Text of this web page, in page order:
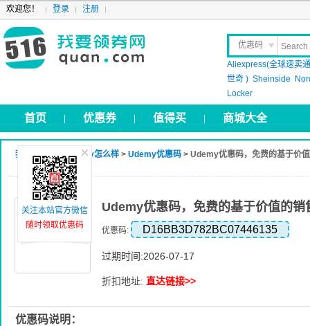
欢迎您！ 登录 注册
优惠码
晒 单
Aliexpress(全球速卖
世奇 ) Sheinside
Locker
首页 优惠券 值得买 商城大全
我要领券网 >Udemy怎么样 > Udemy优惠码 > Udemy优惠码，免费的基于价
Udemy优惠码，免费的基于价值的
优惠码: D16BB3D782BC07446135
过期时间:2026-07-17
折扣地址: 直达链接>>
优惠码说明：
关注本站官方微信
随时领取优惠码